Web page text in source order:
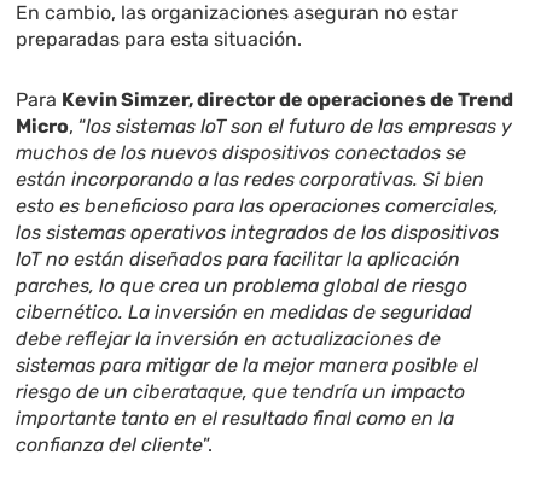
En cambio, las organizaciones aseguran no estar
preparadas para esta situación.
Para Kevin Simzer, director de operaciones de Trend
Micro, “los sistemas IoT son el futuro de las empresas y
muchos de los nuevos dispositivos conectados se
están incorporando a las redes corporativas. Si bien
esto es beneficioso para las operaciones comerciales,
los sistemas operativos integrados de los dispositivos
IoT no están diseñados para facilitar la aplicación
parches, lo que crea un problema global de riesgo
cibernético. La inversión en medidas de seguridad
debe reflejar la inversión en actualizaciones de
sistemas para mitigar de la mejor manera posible el
riesgo de un ciberataque, que tendría un impacto
importante tanto en el resultado final como en la
confianza del cliente”.